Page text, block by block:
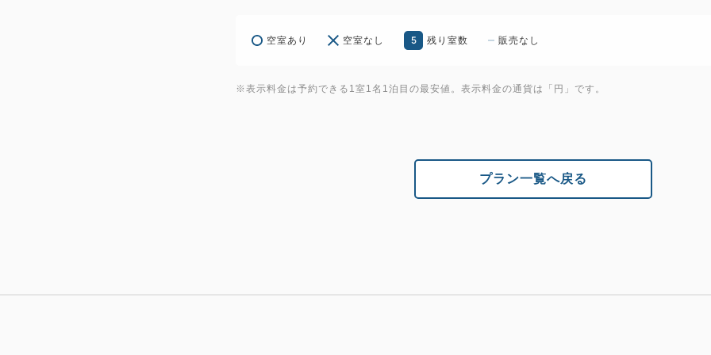
※お客様ご本人からのご予約
空室あり 空室なし 5 残り室数 販売なし
※表示料金は予約できる1室1名1泊目の最安値。表示料金の通貨は「円」です。
プラン一覧へ戻る